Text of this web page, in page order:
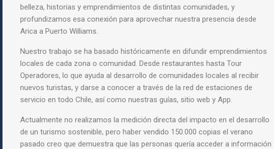
belleza, historias y emprendimientos de distintas comunidades, y
profundizamos esa conexión para aprovechar nuestra presencia desde
Arica a Puerto Williams.
Nuestro trabajo se ha basado históricamente en difundir emprendimientos
locales de cada zona o comunidad. Desde restaurantes hasta Tour
Operadores, lo que ayuda al desarrollo de comunidades locales al recibir
nuevos turistas, y darse a conocer a través de la red de estaciones de
servicio en todo Chile, así como nuestras guías, sitio web y App.
Actualmente no realizamos la medición directa del impacto en el desarrollo
de un turismo sostenible, pero haber vendido 150.000 copias el verano
pasado creo que demuestra que las personas quería acceder a información